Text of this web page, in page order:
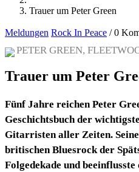
Trauer um Peter Green
Meldungen Rock In Peace /0
PETER GREEN,
Trauer um Peter
Fünf Jahre reichen Peter
Geschichtsbuch der
Gitarristen aller Zeiten.
britischen Bluesrock der
Folgedekade und